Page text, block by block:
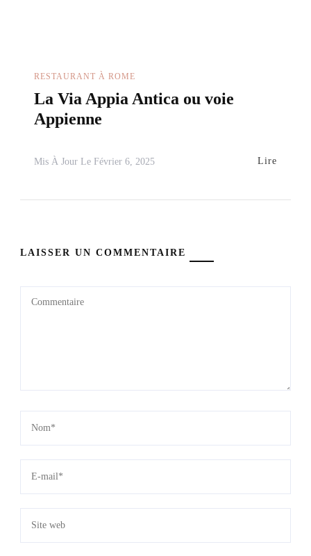
RESTAURANT À ROME
La Via Appia Antica ou voie
Appienne
Mis À Jour Le Février 6, 2025 Lire
LAISSER UN COMMENTAIRE